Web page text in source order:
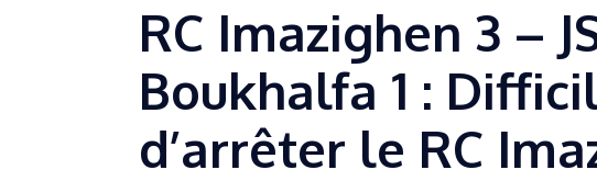
RC Imazighen 3 –
Boukhalfa 1 :
d’arrêter le RC